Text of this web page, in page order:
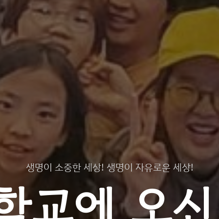
생명이 소중한 세상! 생명이 자유로운 세상!